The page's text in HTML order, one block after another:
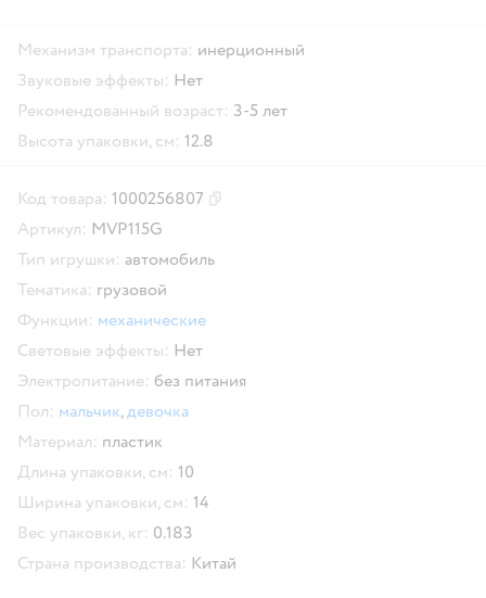
Механизм транспорта: инерционный
Звуковые эффекты: Нет
Рекомендованный возраст: 3-5 лет
Высота упаковки, см: 12.8
Код товара: 1000256807
Артикул: MVP115G
Тип игрушки: автомобиль
Тематика: грузовой
Функции: механические
Световые эффекты: Нет
Электропитание: без питания
Пол: мальчик,девочка
Материал: пластик
Длина упаковки, см: 10
Ширина упаковки, см: 14
Вес упаковки, кг: 0.183
Страна производства: Китай